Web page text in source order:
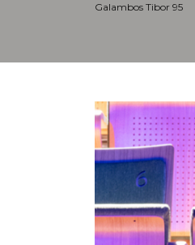
Galambos Tibor 95